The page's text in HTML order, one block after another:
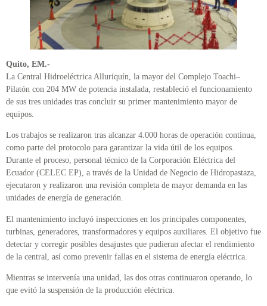
Quito, EM.-
La Central Hidroeléctrica Alluriquín, la mayor del Complejo Toachi–
Pilatón con 204 MW de potencia instalada, restableció el funcionamiento
de sus tres unidades tras concluir su primer mantenimiento mayor de
equipos.
Los trabajos se realizaron tras alcanzar 4.000 horas de operación continua,
como parte del protocolo para garantizar la vida útil de los equipos.
Durante el proceso, personal técnico de la Corporación Eléctrica del
Ecuador (CELEC EP), a través de la Unidad de Negocio de Hidropastaza,
ejecutaron y realizaron una revisión completa de mayor demanda en las
unidades de energía de generación.
El mantenimiento incluyó inspecciones en los principales componentes,
turbinas, generadores, transformadores y equipos auxiliares. El objetivo fue
detectar y corregir posibles desajustes que pudieran afectar el rendimiento
de la central, así como prevenir fallas en el sistema de energía eléctrica.
Mientras se intervenía una unidad, las dos otras continuaron operando, lo
que evitó la suspensión de la producción eléctrica.